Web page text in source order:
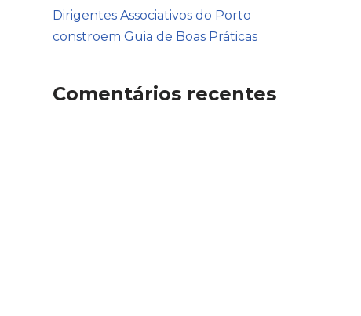
Dirigentes Associativos do Porto
constroem Guia de Boas Práticas
Comentários recentes